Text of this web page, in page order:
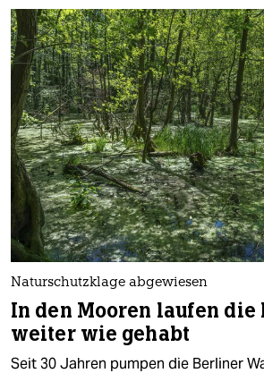
Naturschutzklage abgewiesen
In den Mooren laufen die
weiter wie gehabt
Seit 30 Jahren pumpen die Berliner